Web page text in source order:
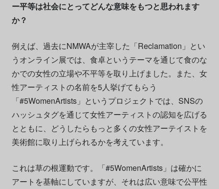
ー平等は社会にとってどんな意味をもつと思われます
か？
例えば、過去にNMWAが主宰した「Reclamation」とい
うオンライン展では、食卓というテーマを通じて食のな
かでの女性の立場や不平等を取り上げました。また、女
性アーティストの名前を5人挙げてもらう
「#5WomenArtists」というプロジェクトでは、SNSの
ハッシュタグを通じて女性アーティストの認知を広げる
とともに、どうしたらもっと多くの女性アーテイストを
美術館に取り上げられるかを考えています。
これは草の根運動です。「#5WomenArtists」は確かに
アートを基軸にしていますが、それは広い意味で公平性